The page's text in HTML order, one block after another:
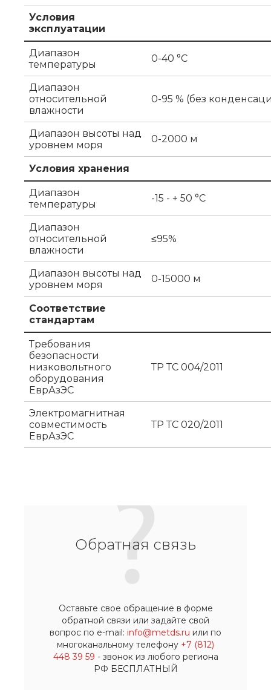
Условия
эксплуатации
Диапазон
температуры
0-40 °C
Диапазон
относительной
влажности
0-95 % (без
Диапазон высоты над
уровнем моря
0-2000 м
Условия хранения
Диапазон
температуры
-15 - + 50 °C
Диапазон
относительной
влажности
≤95%
Диапазон высоты над
уровнем моря
0-15000 м
Соответствие
стандартам
Требования
безопасности
низковольтного
оборудования
ЕврАзЭС
ТР ТС 004/2011
Электромагнитная
совместимость
ЕврАзЭС
ТР ТС 020/2011
Обратная связь
Оставьте свое обращение в форме
обратной связи или задайте свой
вопрос по e-mail: info@metds.ru или по
многоканальному телефону +7 (812)
448 39 59 - звонок из любого региона
РФ БЕСПЛАТНЫЙ